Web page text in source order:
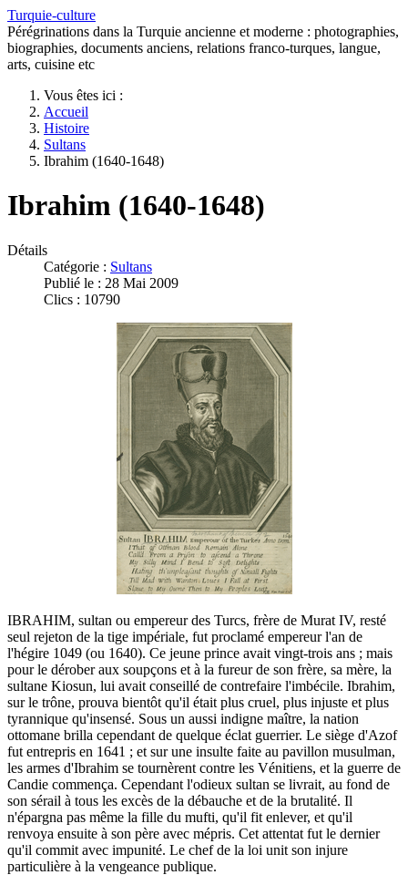
Turquie-culture
Pérégrinations dans la Turquie ancienne et moderne : photographies,
biographies, documents anciens, relations franco-turques, langue,
arts, cuisine etc
Vous êtes ici :
Accueil
Histoire
Sultans
Ibrahim (1640-1648)
Ibrahim (1640-1648)
Détails
Catégorie : Sultans
Publié le : 28 Mai 2009
Clics : 10790
IBRAHIM, sultan ou empereur des Turcs, frère de Murat IV, resté
seul rejeton de la tige impériale, fut proclamé empereur l'an de
l'hégire 1049 (ou 1640). Ce jeune prince avait vingt-trois ans ; mais
pour le dérober aux soupçons et à la fureur de son frère, sa mère, la
sultane Kiosun, lui avait conseillé de contrefaire l'imbécile. Ibrahim,
sur le trône, prouva bientôt qu'il était plus cruel, plus injuste et plus
tyrannique qu'insensé. Sous un aussi indigne maître, la nation
ottomane brilla cependant de quelque éclat guerrier. Le siège d'Azof
fut entrepris en 1641 ; et sur une insulte faite au pavillon musulman,
les armes d'Ibrahim se tournèrent contre les Vénitiens, et la guerre de
Candie commença. Cependant l'odieux sultan se livrait, au fond de
son sérail à tous les excès de la débauche et de la brutalité. Il
n'épargna pas même la fille du mufti, qu'il fit enlever, et qu'il
renvoya ensuite à son père avec mépris. Cet attentat fut le dernier
qu'il commit avec impunité. Le chef de la loi unit son injure
particulière à la vengeance publique.